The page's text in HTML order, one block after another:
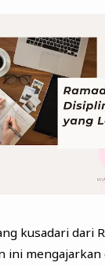
kusadari dari
ini